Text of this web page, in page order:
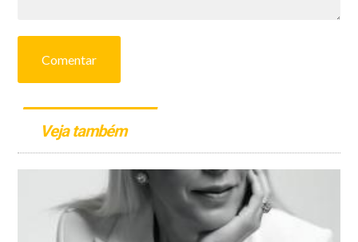
Comentar
Veja também